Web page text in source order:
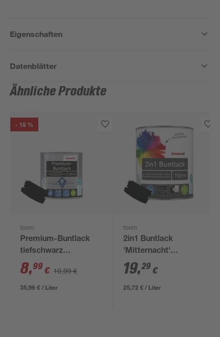
Eigenschaften
Datenblätter
Ähnliche Produkte
- 18 %
toom
Premium-Buntlack
tiefschwarz
seidenmatt 250 ml
8,99 € 10,99 €
35,96 € / Liter
toom
2in1 Buntlack
'Mitternacht'
tiefschwarz
seidenmatt 750 ml
19,29 €
25,72 € / Liter